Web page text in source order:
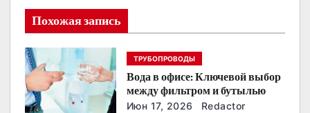
и
я
п
о
Похожая запись
ТРУБОПРОВОДЫ
Вода в офисе: Ключевой выбор
между фильтром и бутылью
Июн 17, 2026 Redactor